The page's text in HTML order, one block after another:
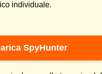
individuale.
SpyHunter